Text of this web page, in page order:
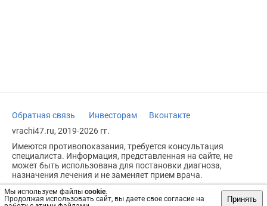
Мы используем файлы cookie.
Продолжая использовать сайт, вы даете свое согласие на
Принять
Обратная связь Инвесторам
Вконтакте
vrachi47.ru, 2019-2026 гг.
Имеются противопоказания, требуется консультация
специалиста. Информация, представленная на сайте, не
может быть использована для постановки диагноза,
назначения лечения и не заменяет прием врача.
Возрастное ограничение: 18+